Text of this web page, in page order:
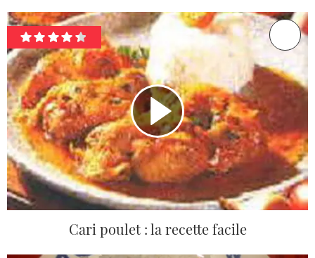
Cari poulet : la recette facile